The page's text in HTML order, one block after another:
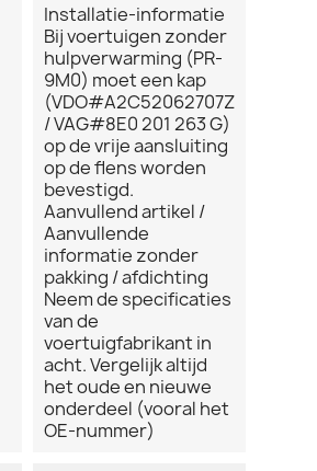
Installatie-informatie
Bij voertuigen zonder
hulpverwarming (PR-
9M0) moet een kap
(VDO#A2C52062707Z
/ VAG#8E0 201 263 G)
op de vrije aansluiting
op de flens worden
bevestigd.
Aanvullend artikel /
Aanvullende
informatie zonder
pakking / afdichting
Neem de specificaties
van de
voertuigfabrikant in
acht. Vergelijk altijd
het oude en nieuwe
onderdeel (vooral het
OE-nummer)